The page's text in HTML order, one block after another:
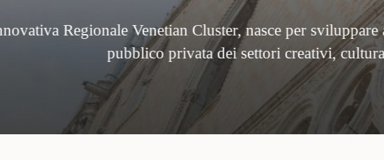
e culturale il nostro territorio attraverso la filiera
culturale e ambientale.